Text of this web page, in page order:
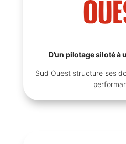
D’un pilotage siloté à
Sud Ouest structure ses